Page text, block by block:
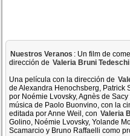
Nuestros Veranos : Un film de
dirección de Valeria Bruni Tedeschi
Una película con la dirección de
de Alexandra Henochsberg, Patrick
por Noémie Lvovsky, Agnès de Sacy
música de Paolo Buonvino, con la
editada por Anne Weil, con Valeria
Golino, Noémie Lvovsky, Yolande
Scamarcio y Bruno Raffaelli como